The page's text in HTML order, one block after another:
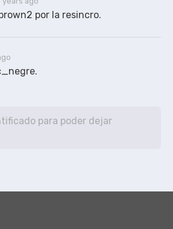
por la resincro.